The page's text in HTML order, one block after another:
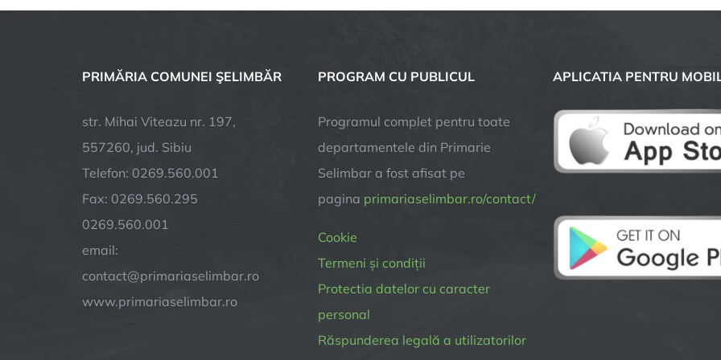
PRIMĂRIA COMUNEI ŞELIMBĂR
str. Mihai Viteazu nr. 197,
557260, jud. Sibiu
Telefon: 0269.560.001
Fax: 0269.560.295
0269.560.001
email:
contact@primariaselimbar.ro
www.primariaselimbar.ro
PROGRAM CU PUBLICUL
Programul complet pentru toate
departamentele din Primarie
Selimbar a fost afisat pe
pagina primariaselimbar.ro/contact/
Cookie
Termeni și condiții
Protectia datelor cu caracter
personal
Răspunderea legală a utilizatorilor
APLICATIA PENTRU